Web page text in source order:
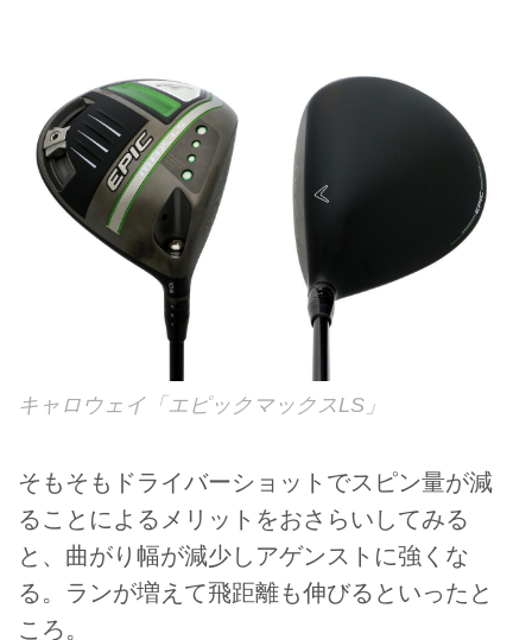
キャロウェイ「エピックマックスLS」
そもそもドライバーショットでスピン量が減
ることによるメリットをおさらいしてみる
と、曲がり幅が減少しアゲンストに強くな
る。ランが増えて飛距離も伸びるといったと
ころ。